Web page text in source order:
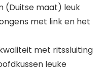
(Duitse maat) leuk
met link en het
met ritssluiting
leuke